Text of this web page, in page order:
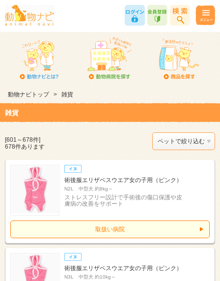
動物ナビトップ > 雑貨
雑貨
[601～678件]
678件あります
ペットで絞り込む
術後服エリザベスウエア女の子用（ピンク）
N2L 中型犬 約8kg～
ストレスフリー設計で手術後の傷口保護や皮
膚病の改善をサポート
取扱い病院
術後服エリザベスウエア女の子用（ピンク）
N3L 中型犬 約10kg～